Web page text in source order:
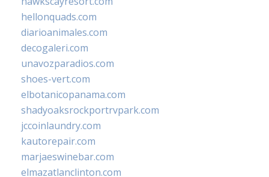
hellonquads.com
diarioanimales.com
decogaleri.com
unavozparadios.com
shoes-vert.com
elbotanicopanama.com
shadyoaksrockportrvpark.com
jccoinlaundry.com
kautorepair.com
marjaeswinebar.com
elmazatlanclinton.com